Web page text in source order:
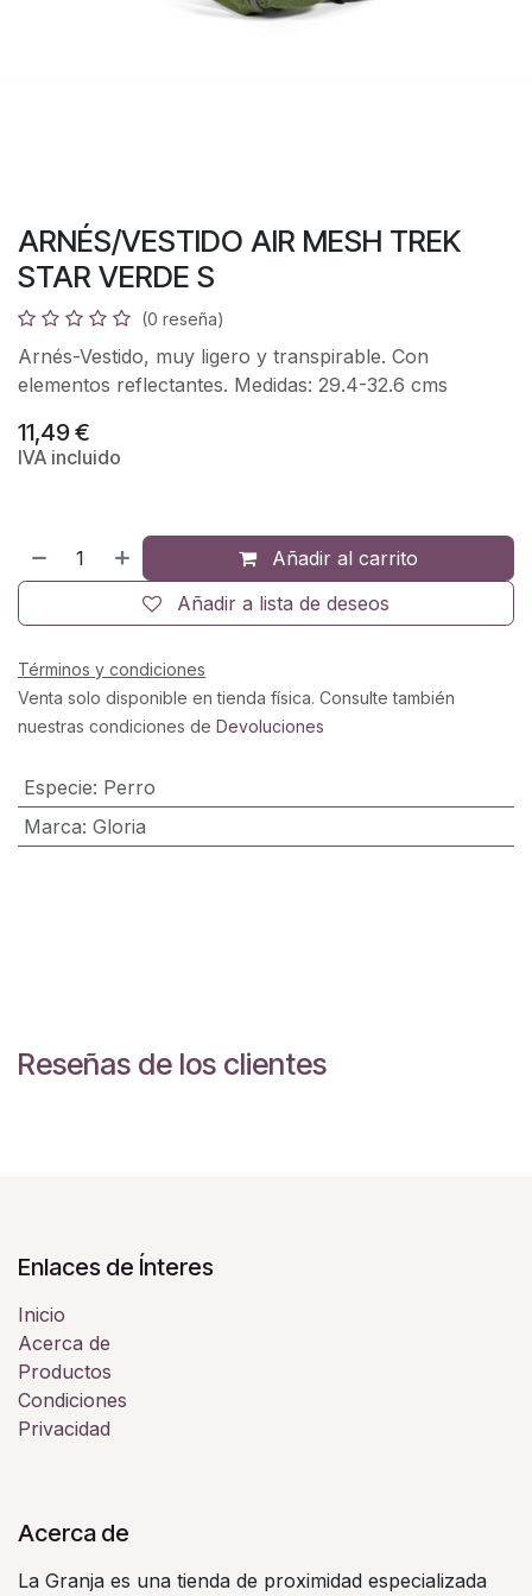
ARNÉS/VESTIDO AIR MESH TREK
STAR VERDE S
(0 reseña)
Arnés-Vestido, muy ligero y transpirable. Con
elementos reflectantes. Medidas: 29.4-32.6 cms
11,49€
IVA incluido
Añadir al carrito
Añadir a lista de deseos
Términos y condiciones
Venta solo disponible en tienda física. Consulte también
nuestras condiciones de Devoluciones
Especie: Perro
Marca: Gloria
Reseñas de los clientes
Enlaces de Ínteres
Inicio
Acerca de
Productos
Condiciones
Privacidad
Acerca de
La Granja es una tienda de proximidad especializada